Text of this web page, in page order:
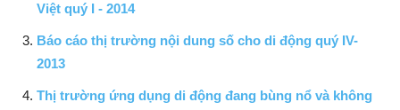
Việt quý I - 2014
Báo cáo thị trường nội dung số cho di động quý IV-
2013
Thị trường ứng dụng di động đang bùng nổ và không